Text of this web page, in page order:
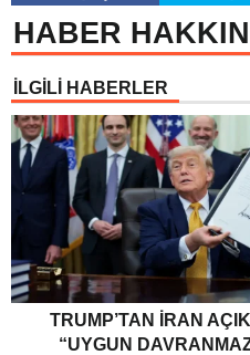
HABER
İLGİLİ HABERLER
TRUMP’TAN İRAN
“UYGUN